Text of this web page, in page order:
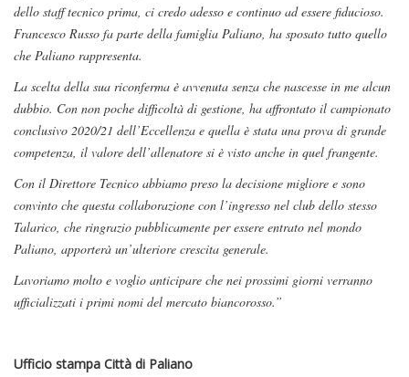
dello staff tecnico prima, ci credo adesso e continuo ad essere fiducioso.
Francesco Russo fa parte della famiglia Paliano, ha sposato tutto quello
che Paliano rappresenta.
La scelta della sua riconferma è avvenuta senza che nascesse in me alcun
dubbio. Con non poche difficoltà di gestione, ha affrontato il campionato
conclusivo 2020/21 dell’Eccellenza e quella è stata una prova di grande
competenza, il valore dell’allenatore si è visto anche in quel frangente.
Con il Direttore Tecnico abbiamo preso la decisione migliore e sono
convinto che questa collaborazione con l’ingresso nel club dello stesso
Talarico, che ringrazio pubblicamente per essere entrato nel mondo
Paliano, apporterà un’ulteriore crescita generale.
Lavoriamo molto e voglio anticipare che nei prossimi giorni verranno
ufficializzati i primi nomi del mercato biancorosso.”
Ufficio stampa Città di Paliano